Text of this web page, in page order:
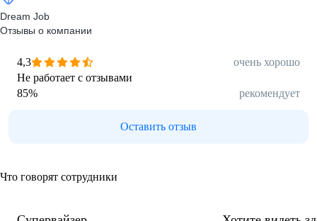
Dream Job
Отзывы о компании
4,3
очень хорошо
Не работает с отзывами
85% рекомендует
Оставить отзыв
Что говорят сотрудники